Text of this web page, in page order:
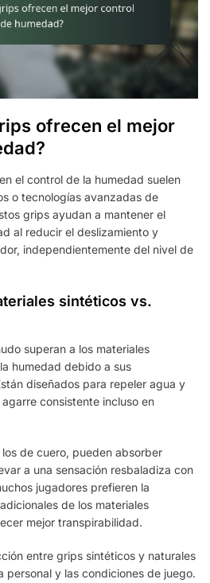
ofrecen el mejor
el control de la humedad suelen
o tecnologías avanzadas de
grips ayudan a mantener el
al reducir el deslizamiento y
independientemente del nivel de
sintéticos vs.
superan a los materiales
humedad debido a sus
diseñados para repeler agua y
consistente incluso en
de cuero, pueden absorber
a una sensación resbaladiza con
jugadores prefieren la
de los materiales
mejor transpirabilidad.
entre grips sintéticos y naturales
personal y las condiciones de juego.